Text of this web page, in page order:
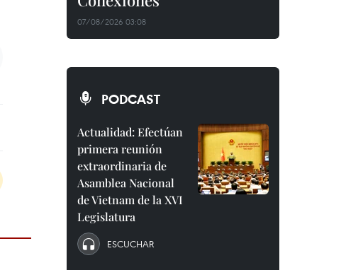
07/08/2026 03:08
PODCAST
Actualidad: Efectúan
primera reunión
extraordinaria de
Asamblea Nacional
de Vietnam de la XVI
Legislatura
ESCUCHAR